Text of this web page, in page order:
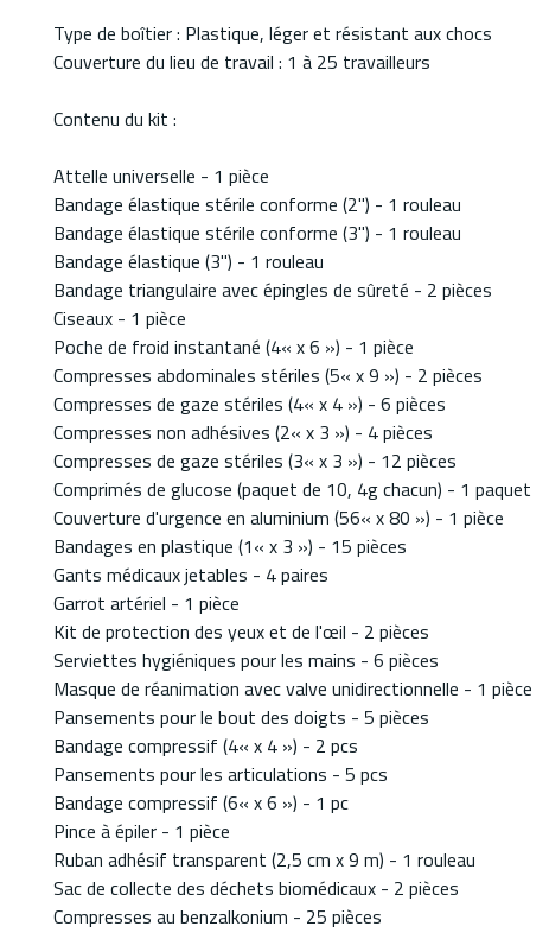
Type de boîtier : Plastique, léger et résistant aux chocs
Couverture du lieu de travail : 1 à 25 travailleurs
Contenu du kit :
Attelle universelle - 1 pièce
Bandage élastique stérile conforme (2") - 1 rouleau
Bandage élastique stérile conforme (3") - 1 rouleau
Bandage élastique (3") - 1 rouleau
Bandage triangulaire avec épingles de sûreté - 2 pièces
Ciseaux - 1 pièce
Poche de froid instantané (4« x 6 ») - 1 pièce
Compresses abdominales stériles (5« x 9 ») - 2 pièces
Compresses de gaze stériles (4« x 4 ») - 6 pièces
Compresses non adhésives (2« x 3 ») - 4 pièces
Compresses de gaze stériles (3« x 3 ») - 12 pièces
Comprimés de glucose (paquet de 10, 4g chacun) - 1 paquet
Couverture d'urgence en aluminium (56« x 80 ») - 1 pièce
Bandages en plastique (1« x 3 ») - 15 pièces
Gants médicaux jetables - 4 paires
Garrot artériel - 1 pièce
Kit de protection des yeux et de l'œil - 2 pièces
Serviettes hygiéniques pour les mains - 6 pièces
Masque de réanimation avec valve unidirectionnelle - 1 pièce
Pansements pour le bout des doigts - 5 pièces
Bandage compressif (4« x 4 ») - 2 pcs
Pansements pour les articulations - 5 pcs
Bandage compressif (6« x 6 ») - 1 pc
Pince à épiler - 1 pièce
Ruban adhésif transparent (2,5 cm x 9 m) - 1 rouleau
Sac de collecte des déchets biomédicaux - 2 pièces
Compresses au benzalkonium - 25 pièces